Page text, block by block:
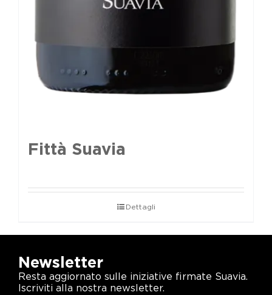
Fittà Suavia
Dettagli
Newsletter
Resta aggiornato sulle iniziative firmate Suavia.
Iscriviti alla nostra newsletter.